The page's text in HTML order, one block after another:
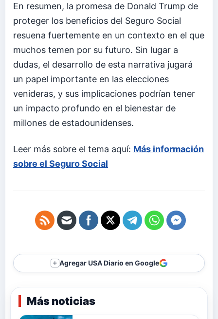
En resumen, la promesa de Donald Trump de
proteger los beneficios del Seguro Social
resuena fuertemente en un contexto en el que
muchos temen por su futuro. Sin lugar a
dudas, el desarrollo de esta narrativa jugará
un papel importante en las elecciones
venideras, y sus implicaciones podrían tener
un impacto profundo en el bienestar de
millones de estadounidenses.
Leer más sobre el tema aquí: Más información
sobre el Seguro Social
＋ Agregar USA Diario en Google
Más noticias